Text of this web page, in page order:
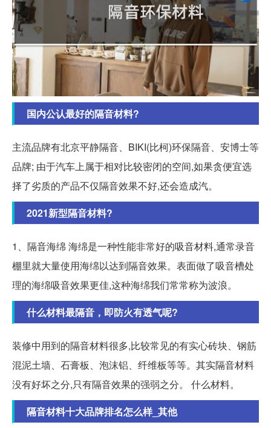
国内公认最好的隔音材料?
主流品牌有北京平静隔音、BIKI(比柯)环保隔音、安博士等
品牌; 由于汽车上属于相对比较密闭的空间,如果贪便宜选
择了劣质的产品不仅隔音效果不好,还会造成汽。
2021新型隔音材料?
1、隔音海绵 海绵是一种性能非常好的吸音材料,通常录音
棚里就大量使用海绵以达到隔音效果。表面做了吸音槽处
理的海绵吸音效果更佳,这种海绵我们常常称为波浪。
什么材料最隔音，即防火有透气呢?
装修中用到的隔音材料很多,比较常见的有实心砖块、钢筋
混泥土墙、石膏板、泡沫铝、纤维板等等。其实隔音材料
没有好坏之分,只有隔音效果的强弱之分。 什么材料。
隔音材料十大品牌排名怎么样_其他